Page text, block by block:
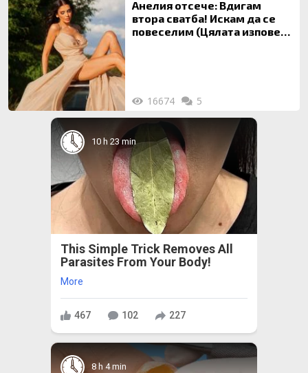
Анелия отсече: Вдигам
втора сватба! Искам да се
повеселим (Цялата изповед
16674 5
10 h 23 min
This Simple Trick Removes All
Parasites From Your Body!
More
467 102 227
8 h 4 min